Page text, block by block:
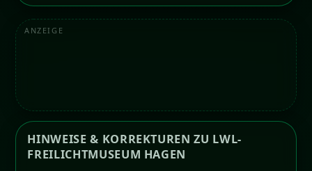
ANZEIGE
HINWEISE & KORREKTUREN ZU LWL-
FREILICHTMUSEUM HAGEN